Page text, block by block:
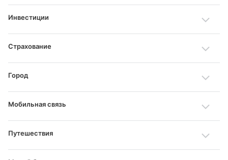
Инвестиции
Страхование
Город
Мобильная связь
Путешествия